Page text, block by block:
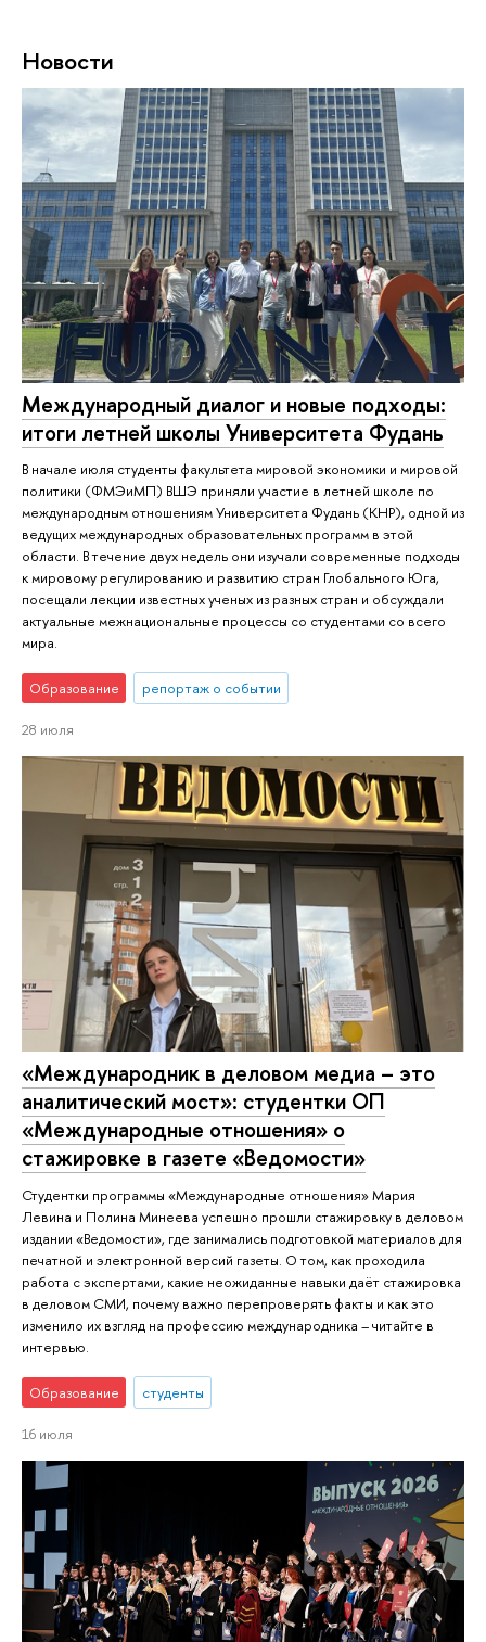
Новости
Международный диалог и новые подходы:
итоги летней школы Университета Фудань
В начале июля студенты факультета мировой экономики и мировой
политики (ФМЭиМП) ВШЭ приняли участие в летней школе по
международным отношениям Университета Фудань (КНР), одной из
ведущих международных образовательных программ в этой
области. В течение двух недель они изучали современные подходы
к мировому регулированию и развитию стран Глобального Юга,
посещали лекции известных ученых из разных стран и обсуждали
актуальные межнациональные процессы со студентами со всего
мира.
Образование репортаж о событии
28 июля
«Международник в деловом медиа – это
аналитический мост»: студентки ОП
«Международные отношения» о
стажировке в газете «Ведомости»
Студентки программы «Международные отношения» Мария
Левина и Полина Минеева успешно прошли стажировку в деловом
издании «Ведомости», где занимались подготовкой материалов для
печатной и электронной версий газеты. О том, как проходила
работа с экспертами, какие неожиданные навыки даёт стажировка
в деловом СМИ, почему важно перепроверять факты и как это
изменило их взгляд на профессию международника – читайте в
интервью.
Образование студенты
16 июля